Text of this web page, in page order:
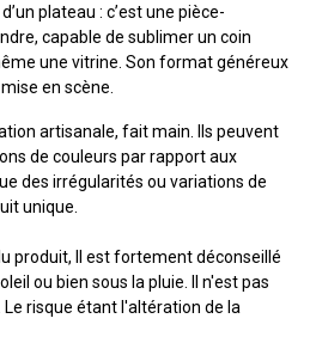
plateau : c’est une pièce-
capable de sublimer un coin
une vitrine. Son format généreux
en scène.
artisanale, fait main. Ils peuvent
de couleurs par rapport aux
des irrégularités ou variations de
unique.
produit, Il est fortement déconseillé
ou bien sous la pluie. Il n'est pas
risque étant l'altération de la